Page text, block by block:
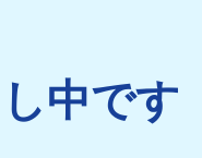
中です